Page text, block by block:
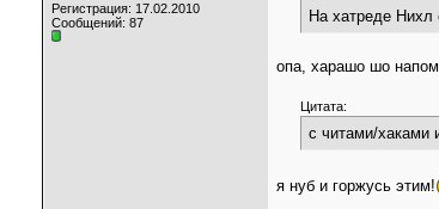
Регистрация: 17.02.2010
Сообщений: 87
На хатреде Нихл
опа, харашо шо
Цитата:
с читами/хаками
я нуб и горжусь этим!